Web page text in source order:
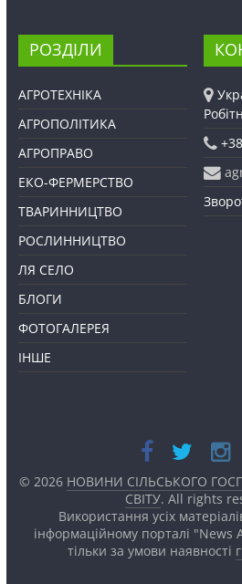
РОЗДІЛИ
АГРОТЕХНІКА
АГРОПОЛІТИКА
АГРОПРАВО
ЕКО-ФЕРМЕРСТВО
ТВАРИННИЦТВО
РОСЛИННИЦТВО
ЛЯ СЕЛО
БЛОГИ
ФОТОГАЛЕРЕЯ
ІНШЕ
© 2026 НОВИНИ СІЛЬСЬКОГО
СВІТУ. All rights
Використання усіх
інформаційному порталі
тільки за умови наявності